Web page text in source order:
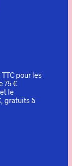
pour les
75 €
le
gratuits à